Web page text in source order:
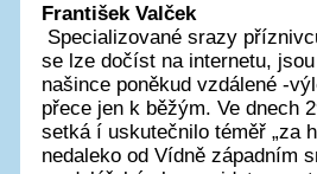
František Valček
Specializované srazy
se lze dočíst na internetu,
našince poněkud vzdálené -
přece jen k běžým. Ve dnech
setká í uskutečnilo téměř „za
nedaleko od Vídně západním